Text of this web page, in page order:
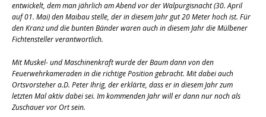
entwickelt, dem man jährlich am Abend vor der Walpurgisnacht (30. April
auf 01. Mai) den Maibau stelle, der in diesem Jahr gut 20 Meter hoch ist. Für
den Kranz und die bunten Bänder waren auch in diesem Jahr die Mülbener
Fichtensteller verantwortlich.
Mit Muskel- und Maschinenkraft wurde der Baum dann von den
Feuerwehrkameraden in die richtige Position gebracht. Mit dabei auch
Ortsvorsteher a.D. Peter Ihrig, der erklärte, dass er in diesem Jahr zum
letzten Mal aktiv dabei sei. Im kommenden Jahr will er dann nur noch als
Zuschauer vor Ort sein.